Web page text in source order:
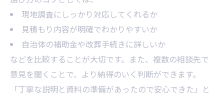
現地調査にしっかり対応してくれるか
見積もり内容が明確でわかりやすいか
自治体の補助金や改葬手続きに詳しいか
などを比較することが大切です。また、複数の相談先で
意見を聞くことで、より納得のいく判断ができます。
「丁寧な説明と資料の準備があったので安心できた」と